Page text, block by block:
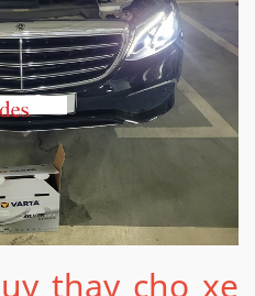
thay cho xe